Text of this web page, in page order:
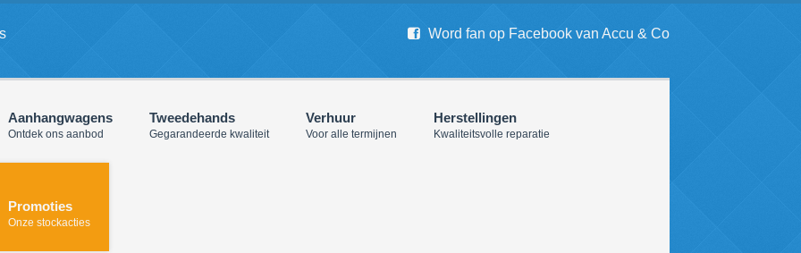
Word fan op Facebook van Accu & Co
Aanhangwagens
Ontdek ons aanbod
Tweedehands
Gegarandeerde kwaliteit
Verhuur
Voor alle termijnen
Herstellingen
Kwaliteitsvolle reparatie
Promoties
Onze stockacties